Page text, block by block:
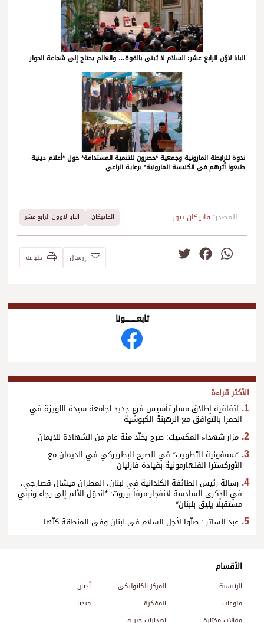
البابا لاوُن الرابع عشر: السلام لا يُبنى بالقوة… والعالم يحتاج إلى شجاعة الحوار
ندوة للرابطة المارونية وجمعية *حصرون للتنمية المستدامة* حول *أعلام دينية
طبعوا أثرهم في الكنيسة المارونية* برعاية الراعي
المصدر: فاتيكان نيوز الفاتيكان البابا لاوون الرابع عشر
WhatsApp
Facebook إرسال طباعة
تابعــــــــــونا
الأكثر قراءة
اتفاقية إطلاق مسار تأسيس فرع جديد لجامعة سيدة اللويزة في
الحمرا بالتوافق مع الرهبنة الكبوشية
مزار شهداء المكسيك: صرح يخلّد مئة عام من الشهادة للإيمان
*سمفونية التطويب* في الصرح البطريركي في الديمان مع
الأوركسترا الفلهارمونية بقيادة فازليان
رسالة رئيس الطائفة الكلدانية في لبنان، المطران ميشال قصارجي،
في الذكرى السادسة لانفجار مرفأ بيروت: *لنحوّل الألم إلى رجاء ونبني
مستقبلًا يليق بلبنان*
عبد الساتر : صلّوا لأجل السلام في لبنان وفي المنطقة كلّها
الأقسام
الرئيسية المركز الكاثوليكي
أديان
منوعات
المفكرة
ميديا
مقالات مختارة
إصدارات حبرية